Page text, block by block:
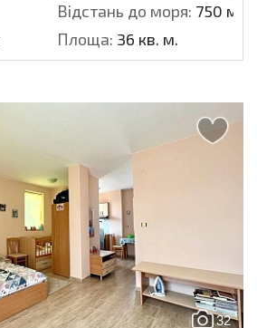
Відстань до моря: 750 м.
Площа: 36 кв. м.
32